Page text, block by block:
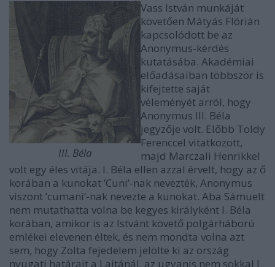
III. Béla
Vass István munkáját
követően Mátyás Flórián
kapcsolódott be az
Anonymus-kérdés
kutatásába. Akadémiai
előadásaiban többször is
kifejtette saját
véleményét arról, hogy
Anonymus III. Béla
jegyzője volt. Előbb Toldy
Ferenccel vitatkozott,
majd Marczali Henrikkel
volt egy éles vitája. I. Béla ellen azzal érvelt, hogy az ő
korában a kunokat ’Cuni’-nak nevezték, Anonymus
viszont ’cumani’-nak nevezte a kunokat. Aba Sámuelt
nem mutathatta volna be kegyes királyként I. Béla
korában, amikor is az Istvánt követő polgárháború
emlékei elevenen éltek, és nem mondta volna azt
sem, hogy Zolta fejedelem jelölte ki az ország
nyugati határait a Lajtánál, az ugyanis nem sokkal I.